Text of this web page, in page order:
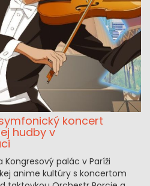
koncert
hudby v
Kongresový palác v Paríži
anime kultúry s koncertom